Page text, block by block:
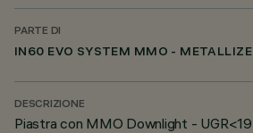
PARTE DI
DESCRIZIONE
Piastra con MMO Downlight -